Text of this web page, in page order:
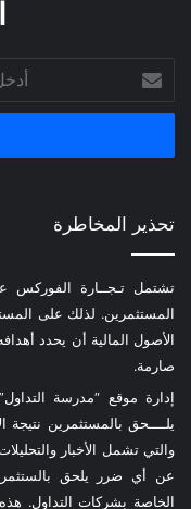
بريدك
الإلكتروني
تحذير المخاطرة
تشتمل تـجــارة الفوركس
المستثمرين. لذلك على
الأصول المالية أن يحدد
صارمة.
إدارة موقع “مدرسة
يلــــحق بالمستثمرين
والتي تشمل الأخبار
عن أي ضرر يلحق
الخاصة بشركات التداول.